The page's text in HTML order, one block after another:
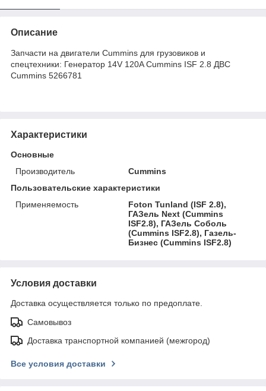
Описание
Запчасти на двигатели Cummins для грузовиков и
спецтехники: Генератор 14V 120A Cummins ISF 2.8 ДВС
Cummins 5266781
Характеристики
Основные
Производитель
Cummins
Пользовательские характеристики
Применяемость
Foton Tunland (ISF 2.8),
ГАЗель Next (Cummins
ISF2.8), ГАЗель Соболь
(Cummins ISF2.8), Газель-
Бизнес (Cummins ISF2.8)
Условия доставки
Доставка осуществляется только по предоплате.
Самовывоз
Доставка транспортной компанией (межгород)
Все условия доставки